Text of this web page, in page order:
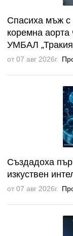
Спасиха мъж с
коремна аорта
УМБАЛ
от 07 авг 2026г.
Създадоха
изкуствен
от 07 авг 2026г.